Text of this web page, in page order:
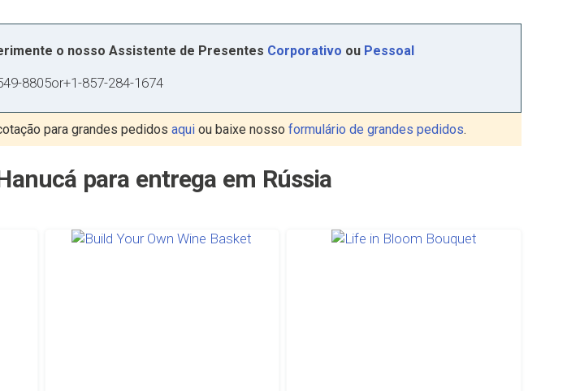
o nosso Assistente de Presentes Corporativo ou Pessoal
8805or+1-857-284-1674
para grandes pedidos aqui ou baixe nosso formulário de grandes pedidos.
para entrega em Rússia